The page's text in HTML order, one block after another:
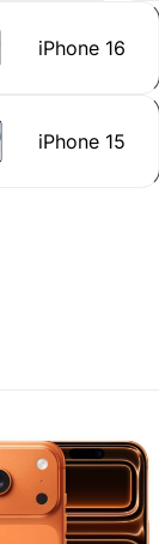
iPhone 16
iPhone 15